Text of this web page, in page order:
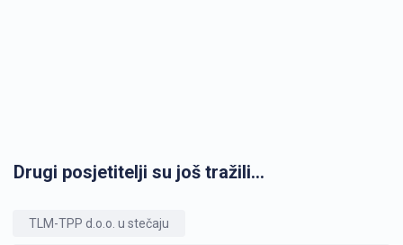
Drugi posjetitelji su još tražili...
TLM-TPP d.o.o. u stečaju